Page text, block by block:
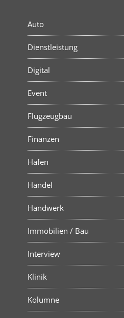
Auto
Dienstleistung
Digital
Event
Flugzeugbau
Finanzen
Hafen
Handel
Handwerk
Immobilien / Bau
Interview
Klinik
Kolumne